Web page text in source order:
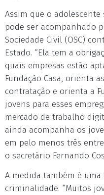
Assim que o adolescente
pode ser acompanhado
Sociedade Civil (OSC)
Estado. “Ela tem a
quais empresas estão
Fundação Casa, orienta
contratação e orienta a
jovens para esses
mercado de trabalho
ainda acompanha os
em pelo menos três
o secretário Fernando
A medida também é
criminalidade. “Muitos